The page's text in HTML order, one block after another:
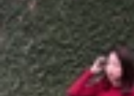
Tin Mới
Đánh Giá - Trên Tay So
mãiThủ thuật Hỏi đáp App - Game
hàng - Sự kiện
So sánh Samsung
Pro và Galaxy Buds
bản Pro?